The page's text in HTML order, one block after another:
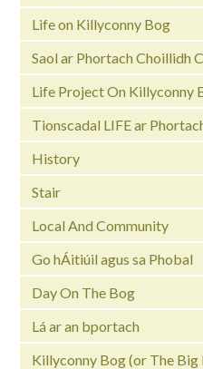
Life on Killyconny Bog
Saol ar Phortach Choillidh
Life Project On Killyconny
Tionscadal LIFE ar
History
Stair
Local And Community
Go hÁitiúil agus sa Phobal
Day On The Bog
Lá ar an bportach
Killyconny Bog (or The Big